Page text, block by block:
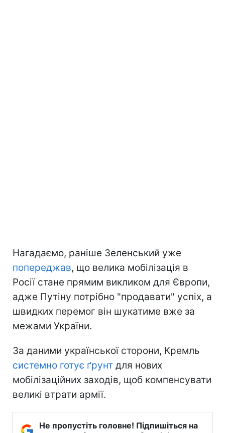
Нагадаємо, раніше Зеленський уже
попереджав, що велика мобілізація в
Росії стане прямим викликом для Європи,
адже Путіну потрібно "продавати" успіх, а
швидких перемог він шукатиме вже за
межами України.
За даними української сторони, Кремль
системно готує ґрунт для нових
мобілізаційних заходів, щоб компенсувати
великі втрати армії.
Не пропустіть головне! Підпишіться на